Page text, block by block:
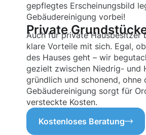
gepflegtes Erscheinungsbild
Gebäudereinigung vorbei!
Private
Auch für private Hausbesitzer
klare Vorteile mit sich. Egal,
des Hauses geht – wir
gezielt zwischen Niedrig- und
gründlich und schonend,
Gebäudereinigung sorgt für
versteckte Kosten.
Kostenloses Beratung